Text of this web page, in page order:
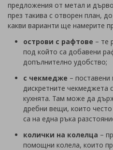
предложения от метал и
през такива с отворен план,
какви варианти ще намерите
острови с рафтове – те
под който са добавени
допълнително удобство;
с чекмедже – поставени
дискретните чекмеджета
кухнята. Там може да
дребни вещи, които
са на една ръка
колички на колелца –
помощни колела, които